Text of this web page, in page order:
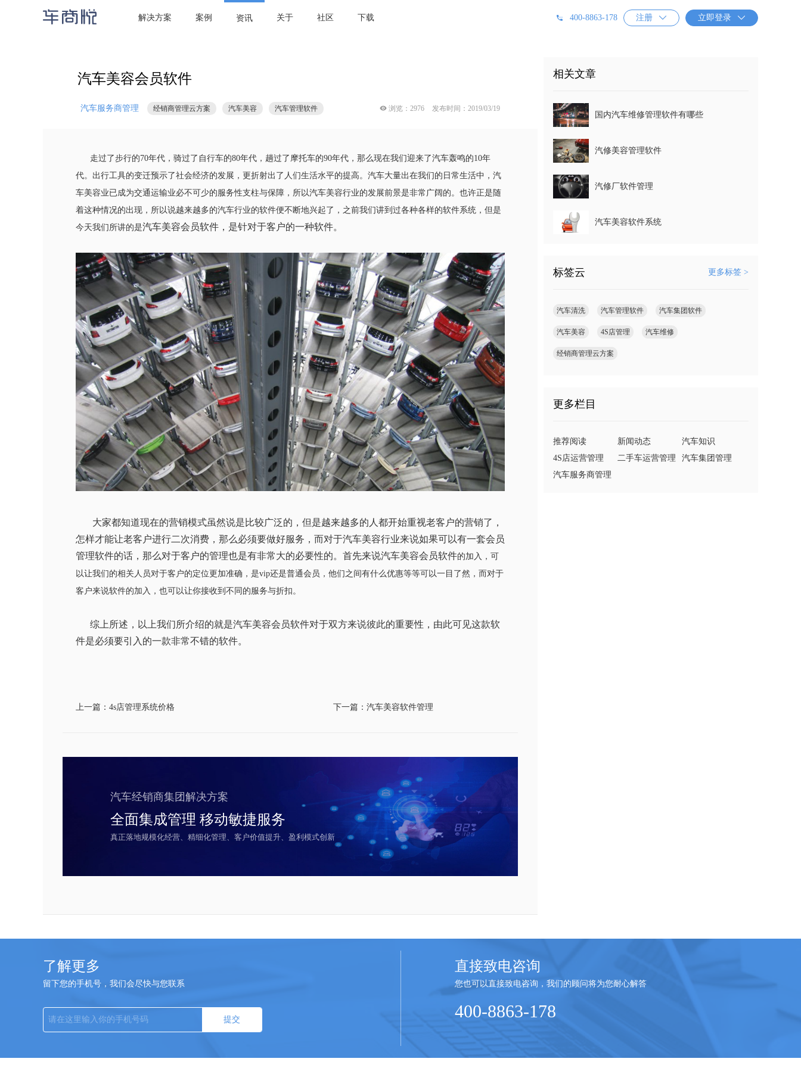
 解决方案 案例 资讯 关于 社区 下载 400-8863-178 注册  立即登录 
当前位置：首页 汽车服务商管理 / 汽车美容会员软件
汽车美容会员软件
汽车服务商管理 经销商管理云方案 汽车美容 汽车管理软件  浏览：2976 发布时间：2019/03/19
走过了步行的70年代，骑过了自行车的80年代，趟过了摩托车的90年代，那么现在我们迎来了汽车轰鸣的10年
代。出行工具的变迁预示了社会经济的发展，更折射出了人们生活水平的提高。汽车大量出在我们的日常生活中，汽
车美容业已成为交通运输业必不可少的服务性支柱与保障，所以汽车美容行业的发展前景是非常广阔的。也许正是随
着这种情况的出现，所以说越来越多的汽车行业的软件便不断地兴起了，之前我们讲到过各种各样的软件系统，但是
今天我们所讲的是汽车美容会员软件 ，是针对于客户的一种软件。
大家都知道现在的营销模式虽然说是比较广泛的，但是越来越多的人都开始重视老客户的营销了，
怎样才能让老客户进行二次消费，那么必须要做好服务，而对于汽车美容行业来说如果可以有一套会员
管理软件的话，那么对于客户的管理也是有非常大的必要性的。首先来说汽车美容会员软件的加入，可
以让我们的相关人员对于客户的定位更加准确，是vip还是普通会员，他们之间有什么优惠等等可以一目了然，而对于
客户来说软件的加入，也可以让你接收到不同的服务与折扣。
综上所述，以上我们所介绍的就是汽车美容会员软件对于双方来说彼此的重要性，由此可见这款软
件是必须要引入的一款非常不错的软件。
上一篇：4s店管理系统价格 下一篇：汽车美容软件管理
汽车经销商集团解决方案
全面集成管理 移动敏捷服务
真正落地规模化经营、精细化管理、客户价值提升、盈利模式创新
相关文章
国内汽车维修管理软件有哪些
汽修美容管理软件
汽修厂软件管理
汽车美容软件系统
标签云 更多标签 >
汽车清洗 汽车管理软件 汽车集团软件
汽车美容 4S店管理 汽车维修
经销商管理云方案
更多栏目
推荐阅读 新闻动态
汽车知识
4S店运营管理
二手车运营管理
汽车集团管理
汽车服务商管理
了解更多
留下您的手机号，我们会尽快与您联系
提交
直接致电咨询
您也可以直接致电咨询，我们的顾问将为您耐心解答
400-8863-178